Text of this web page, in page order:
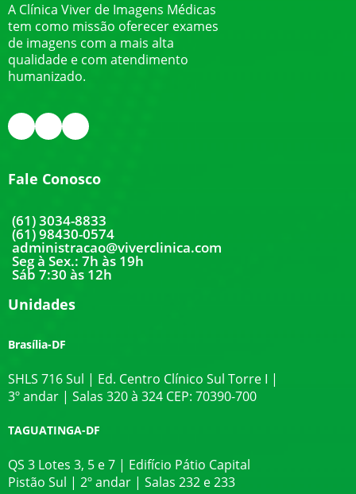
A Clínica Viver de Imagens Médicas
tem como missão oferecer exames
de imagens com a mais alta
qualidade e com atendimento
humanizado.
Fale Conosco
(61) 3034-8833
(61) 98430-0574
administracao@viverclinica.com
Seg à Sex.: 7h às 19h
Sáb 7:30 às 12h
Unidades
Brasília-DF
SHLS 716 Sul | Ed. Centro Clínico Sul Torre I |
3º andar | Salas 320 à 324 CEP: 70390-700
TAGUATINGA-DF
QS 3 Lotes 3, 5 e 7 | Edifício Pátio Capital
Pistão Sul | 2º andar | Salas 232 e 233